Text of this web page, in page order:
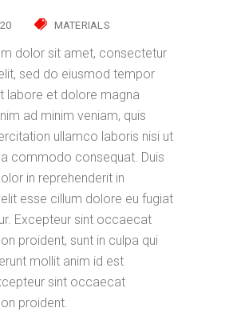
MATERIALS
dolor sit amet, consectetur
sed do eiusmod tempor
labore et dolore magna
ad minim veniam, quis
ullamco laboris nisi ut
commodo consequat. Duis
in reprehenderit in
esse cillum dolore eu fugiat
Excepteur sint occaecat
proident, sunt in culpa qui
mollit anim id est
sint occaecat
proident.